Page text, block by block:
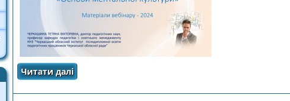
Читати даліпро МАТЕРІАЛИ ВЕБІНАРУ «ОСНОВИ